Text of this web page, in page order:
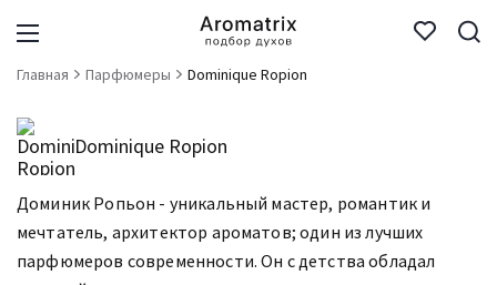
Главная Парфюмеры Dominique Ropion
Dominique Ropion
Доминик Ропьон - уникальный мастер, романтик и
мечтатель, архитектор ароматов; один из лучших
парфюмеров современности. Он с детства обладал